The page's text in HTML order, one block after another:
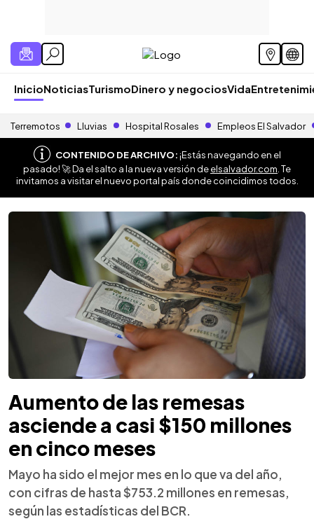
InicioNoticiasTurismoDinero y negociosVida
Terremotos Lluvias Hospital Rosales Empleos El Salvador
CONTENIDO DE ARCHIVO:¡Estás navegando en el
pasado! 🚀 Da el salto a la nueva versión deelsalvador.com . Te
invitamos a visitar el nuevo portal país donde coincidimos todos.
Aumento de las remesas
asciende a casi $150 millones
en cinco meses
Mayo ha sido el mejor mes en lo que va del año,
con cifras de hasta $753.2 millones en remesas,
según las estadísticas del BCR.